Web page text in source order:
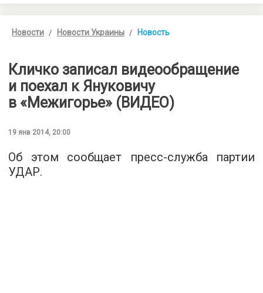
Новости Новости Украины Новость
Кличко записал видеообращение
и поехал к Януковичу
в «Межигорье» (ВИДЕО)
19 янв 2014, 20:00
Об этом сообщает пресс-служба партии
УДАР.